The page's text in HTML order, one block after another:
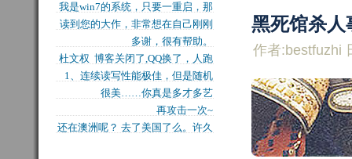
黑死馆杀人
作者:bestfuzhi
功还是失败，能让后来...
我是win7的系统，只要一重启，那
块MFT盘就无法...
读到您的大作，非常想在自己刚刚
买的固态硬盘上试试，...
多谢，很有帮助。
杜文权 博客关闭了,QQ换了，人跑
了 新的QQ...
1、连续读写性能极佳，但是随机
写入性能极差（这对于...
很美……你真是多才多艺
再攻击一次~
还在澳洲呢？ 去了美国了么。许久